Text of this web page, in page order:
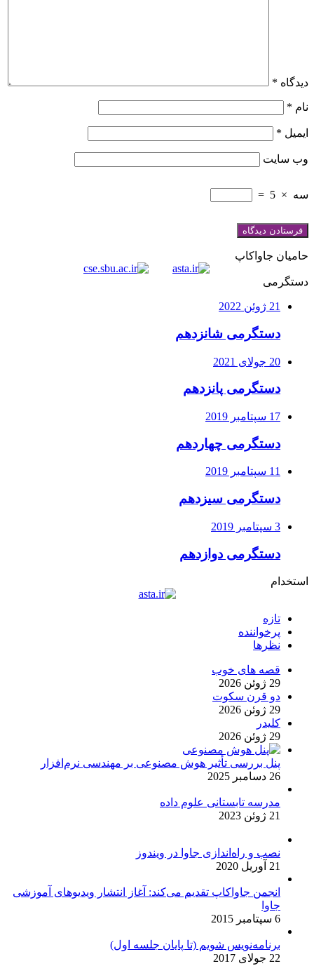
دیدگاه *
نام *
ایمیل *
وب‌ سایت
سه ×
5
=
حامیان جاواکاپ
دستگرمی
21 ژوئن 2022
دستگرمی شانزدهم
20 جولای 2021
دستگرمی پانزدهم
17 سپتامبر 2019
دستگرمی چهاردهم
11 سپتامبر 2019
دستگرمی سیزدهم
3 سپتامبر 2019
دستگرمی دوازدهم
استخدام
تازه
پرخواننده
نظرها
قصه های خوب
29 ژوئن 2026
دو قرن سکوت
29 ژوئن 2026
کلیدر
29 ژوئن 2026
پنل بررسی تأثیر هوش مصنوعی بر مهندسی نرم‌افزار
26 دسامبر 2025
مدرسه تابستانی علوم داده
21 ژوئن 2023
نصب و راه‌اندازی جاوا در ویندوز
21 آوریل 2020
انجمن جاواکاپ تقدیم می‌کند: آغاز انتشار ویدیوهای آموزشی
جاوا
6 سپتامبر 2015
برنامه‌نویس شویم (تا پایان جلسه اول)
22 جولای 2017